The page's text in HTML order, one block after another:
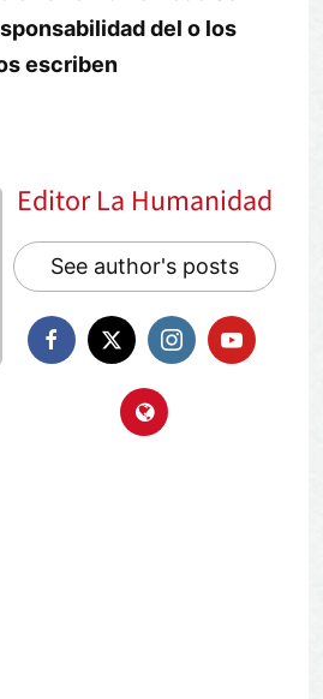
del o los
escriben
Editor La Humanidad
See author's posts